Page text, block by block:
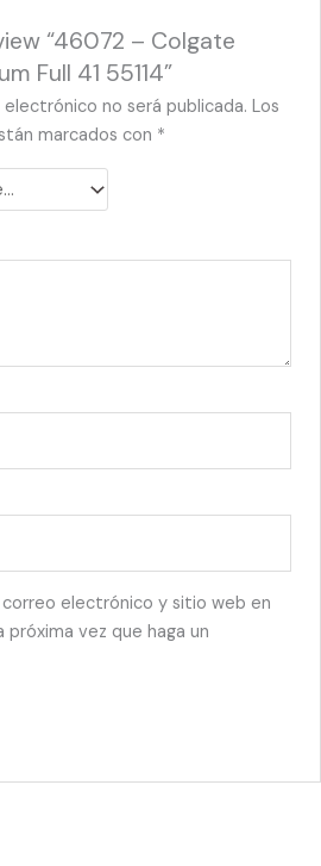
“46072 – Colgate
Full 41 55114”
no será publicada. Los
marcados con *
correo electrónico y sitio web en
vez que haga un